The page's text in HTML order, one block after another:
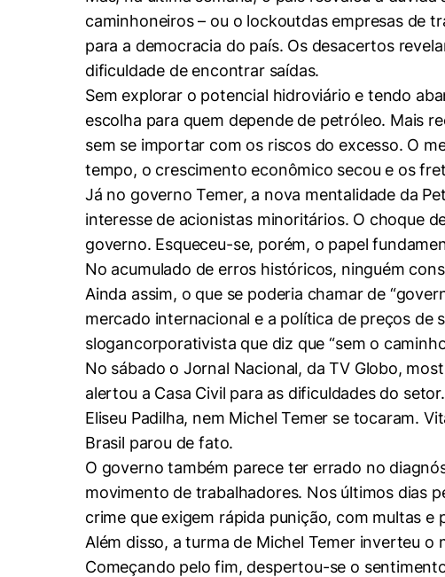
Conhecimento
Hub de Inovação e
Empreendedorismo
Women in Action
Trabalhe conosco
Sala de Imprensa
Pesquisa na Graduação
Seminários Acadêmicos
Comitê de Ética em
Pesquisa
Linkedin
caminhoneiros – ou o lockoutdas empresas de
para a democracia do país. Os desacertos
dificuldade de encontrar saídas.
Sem explorar o potencial hidroviário e tendo
escolha para quem depende de petróleo. Mais
sem se importar com os riscos do excesso. O
tempo, o crescimento econômico secou e os
Já no governo Temer, a nova mentalidade da
interesse de acionistas minoritários. O choque
governo. Esqueceu-se, porém, o papel
No acumulado de erros históricos, ninguém
Ainda assim, o que se poderia chamar de
mercado internacional e a política de preços de
slogancorporativista que diz que “sem o
No sábado o Jornal Nacional, da TV Globo,
alertou a Casa Civil para as dificuldades do
Eliseu Padilha, nem Michel Temer se tocaram.
Brasil parou de fato.
O governo também parece ter errado no
movimento de trabalhadores. Nos últimos dias
crime que exigem rápida punição, com multas e
Além disso, a turma de Michel Temer inverteu
Começando pelo fim, despertou-se o